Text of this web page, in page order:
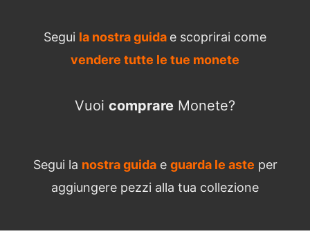
Segui la nostra guida e scoprirai come
vendere tutte le tue monete
Vuoi comprare Monete?
Segui la nostra guidae guarda le aste per
aggiungere pezzi alla tua collezione